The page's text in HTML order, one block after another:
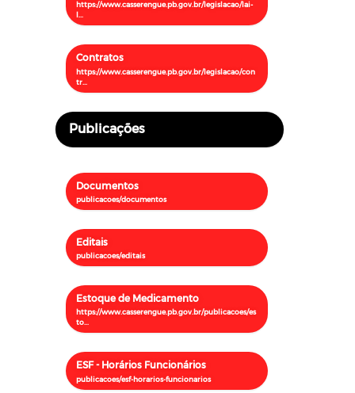
Contratos
Publicações
Documentos
Editais
Estoque de Medicamento
ESF - Horários Funcionários